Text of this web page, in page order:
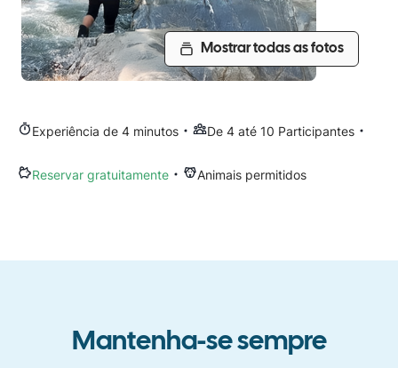
Mostrar todas as fotos
Experiência de 4 minutos De 4 até 10 Participantes
Reservar gratuitamente Animais permitidos
Mantenha-se sempre